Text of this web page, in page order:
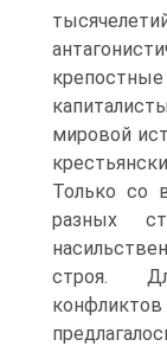
мировой
Только со
разных
строя.